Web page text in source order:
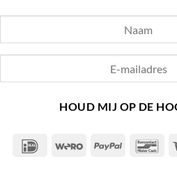
HOUD MIJ OP DE
IDeal Wero PayPal